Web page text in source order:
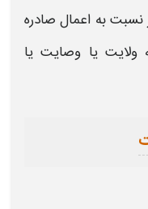
به اعمال صادره
یا وصایت یا